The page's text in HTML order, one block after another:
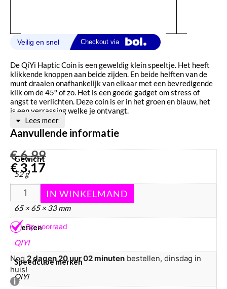
De QiYi Haptic Coin is een geweldig klein speeltje. Het heeft
klikkende knoppen aan beide zijden. En beide helften van de
munt draaien onafhankelijk van elkaar met een bevredigende
klik om de 45° of zo. Het is een goede gadget om stress of
angst te verlichten. Deze coin is er in het groen en blauw, het
is een verrassing welke je ontvangt.
Aanvullende informatie
Gewicht
52 g
Afmetingen
65 × 65 × 33 mm
Merken
QIYI
Speedcube merken
QiYi
Lees meer
€6,99
€3,17
Nog2 dagen 20 uur 01 minutenbestellen, dinsdag in
huis!